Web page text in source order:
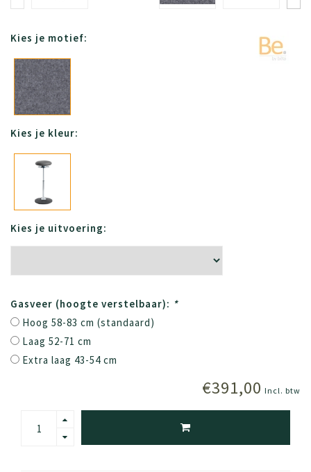
Kies je motief:
Kies je kleur:
Kies je uitvoering:
Gasveer (hoogte verstelbaar): *
Hoog 58-83 cm (standaard)
Laag 52-71 cm
Extra laag 43-54 cm
€391,00 Incl. btw